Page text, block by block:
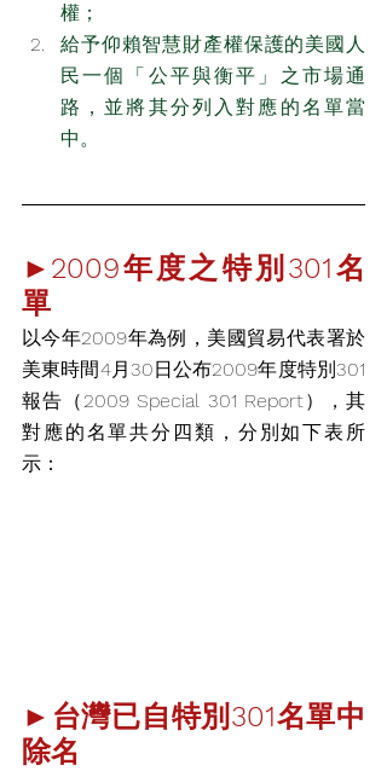
權；
給予仰賴智慧財產權保護的美國人
民一個「公平與衡平」之市場通
路，並將其分列入對應的名單當
中。
►2009年度之特別301名
單
以今年2009年為例， 美國貿易代表署於
美東時間4月30日公布2009年度特別301
報告（2009 Special 301 Report），其
對應的名單共分四類，分別如下表所
示：
►台灣已自特別301名單中
除名